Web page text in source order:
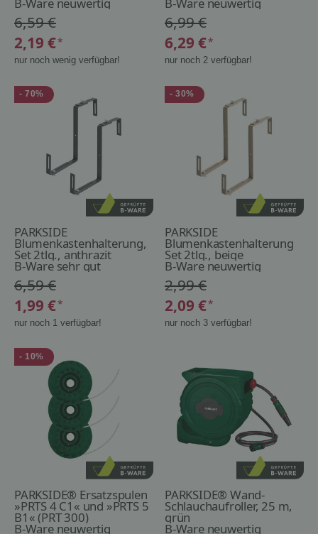
B-Ware neuwertig
6,59 €
2,19 €*
nur noch wenig verfügbar!
B-Ware neuwertig
6,99 €
6,29 €*
nur noch 2 verfügbar!
- 70%
PARKSIDE
Blumenkastenhalterung,
Set 2tlg., anthrazit
B-Ware sehr gut
6,59 €
1,99 €*
nur noch 1 verfügbar!
- 30%
PARKSIDE
Blumenkastenhalterung
Set 2tlg., beige
B-Ware neuwertig
2,99 €
2,09 €*
nur noch 3 verfügbar!
- 10%
PARKSIDE® Ersatzspulen
»PRTS 4 C1« und »PRTS 5
B1« (PRT 300)
B-Ware neuwertig
PARKSIDE® Wand-
Schlauchaufroller, 25 m,
grün
B-Ware neuwertig